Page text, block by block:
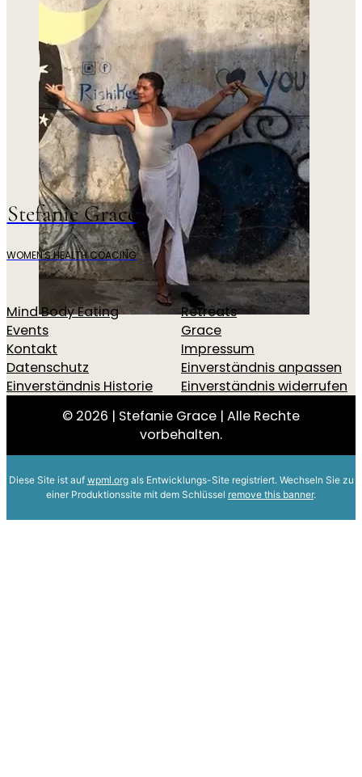
Stefanie Grace
WOMEN'S HEALTH COACING
Mind Body Eating
Retreats
Events
Grace
Kontakt
Impressum
Datenschutz
Einverständnis anpassen
Einverständnis Historie
Einverständnis widerrufen
© 2026 | Stefanie Grace | Alle Rechte
vorbehalten.
Diese Site ist auf wpml.orgals Entwicklungs-Site registriert. Wechseln Sie zu
einer Produktionssite mit dem Schlüssel remove this banner.